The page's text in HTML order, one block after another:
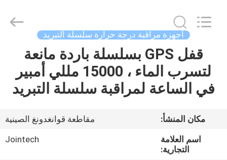
الصفحة
الرئيسية
عرض
أجهزة مراقبة درجة حرارة سلسلة التبريد
قفل GPS بسلسلة باردة مانعة
لتسرب الماء ، 15000 مللي أمبير
في الساعة لمراقبة سلسلة التبريد
مكان المنشأ:
مقاطعة قوانغدونغ الصينية
اسم العلامة
التجارية:
Jointech